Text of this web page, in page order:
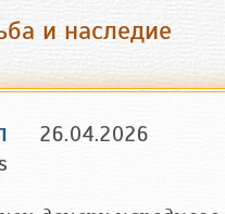
и наследие
26.04.2026